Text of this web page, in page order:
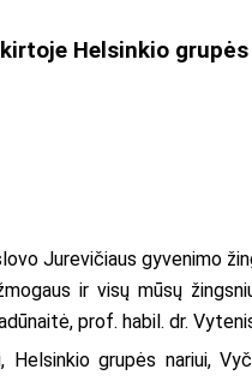
Helsinkio
Jurevičiaus gyvenimo
ir visų mūsų
prof. habil. dr.
grupės nariui,